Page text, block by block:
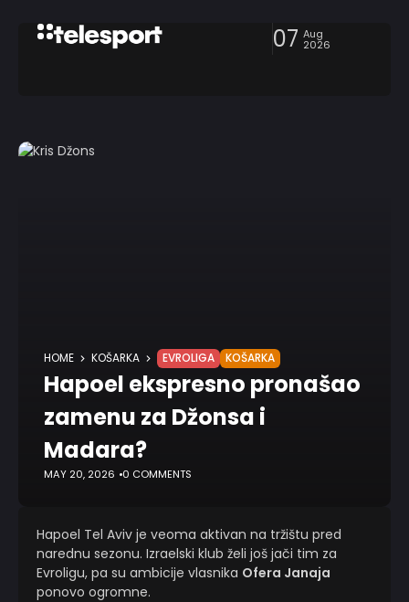
07 Aug
2026
HOME KOŠARKA EVROLIGA KOŠARKA
Hapoel ekspresno pronašao
zamenu za Džonsa i
Madara?
MAY 20, 2026 0 COMMENTS
Hapoel Tel Aviv je veoma aktivan na tržištu pred
narednu sezonu. Izraelski klub želi još jači tim za
Evroligu, pa su ambicije vlasnika Ofera Janaja
ponovo ogromne.